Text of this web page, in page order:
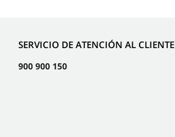
SERVICIO DE ATENCIÓN AL CLIENTE
900 900 150